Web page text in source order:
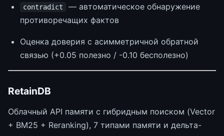
contradict
— автоматическое обнаружение
противоречащих фактов
Оценка доверия с асимметричной обратной
связью (+0.05 полезно / -0.10 бесполезно)
RetainDB
Облачный API памяти с гибридным поиском (Vector
+ BM25 + Reranking), 7 типами памяти и дельта-